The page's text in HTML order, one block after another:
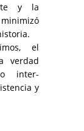
y la
el
verdad
inter-
y